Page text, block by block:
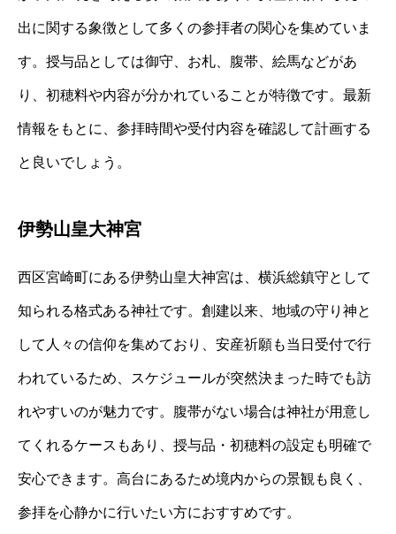
出に関する象徴として多くの参拝者の関心を集めていま
す。授与品としては御守、お札、腹帯、絵馬などがあ
り、初穂料や内容が分かれていることが特徴です。最新
情報をもとに、参拝時間や受付内容を確認して計画する
と良いでしょう。
伊勢山皇大神宮
西区宮崎町にある伊勢山皇大神宮は、横浜総鎮守として
知られる格式ある神社です。創建以来、地域の守り神と
して人々の信仰を集めており、安産祈願も当日受付で行
われているため、スケジュールが突然決まった時でも訪
れやすいのが魅力です。腹帯がない場合は神社が用意し
てくれるケースもあり、授与品・初穂料の設定も明確で
安心できます。高台にあるため境内からの景観も良く、
参拝を心静かに行いたい方におすすめです。